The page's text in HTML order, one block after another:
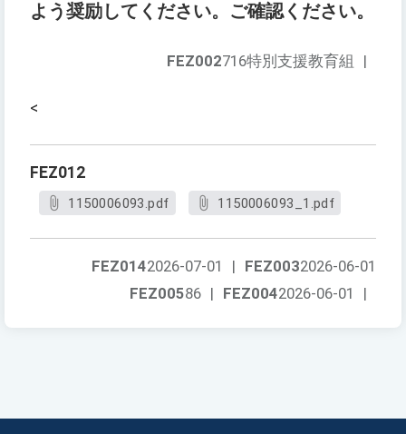
よう奨励してください。ご確認ください。
FEZ002716特別支援教育組 |
<
FEZ012
1150006093.pdf 1150006093_1.pdf
FEZ0032026-06-01
FEZ0142026-07-01
|
FEZ0042026-06-01 |
FEZ00586 |